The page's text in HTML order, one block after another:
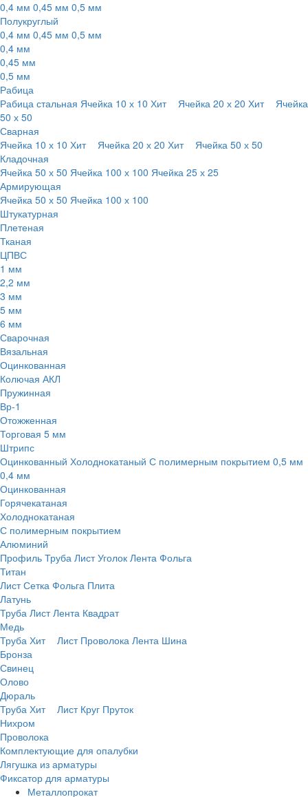
0,4 мм 0,45 мм 0,5 мм
Полукруглый
0,4 мм 0,45 мм 0,5 мм
0,4 мм
0,45 мм
0,5 мм
Рабица
Рабица стальная Ячейка 10 х 10 Хит Ячейка 20 х 20 Хит
Ячейка
50 х 50
Сварная
Ячейка 10 х 10 Хит Ячейка 20 х 20 Хит
Ячейка 50 х 50
Кладочная
Ячейка 50 х 50 Ячейка 100 х 100 Ячейка 25 х 25
Армирующая
Ячейка 50 х 50 Ячейка 100 х 100
Штукатурная
Плетеная
Тканая
ЦПВС
1 мм
2,2 мм
3 мм
5 мм
6 мм
Сварочная
Вязальная
Оцинкованная
Колючая АКЛ
Пружинная
Вр-1
Отожженная
Торговая 5 мм
Штрипс
Оцинкованный Холоднокатаный С полимерным покрытием 0,5 мм
0,4 мм
Оцинкованная
Горячекатаная
Холоднокатаная
С полимерным покрытием
Алюминий
Профиль Труба ЛистУголок Лента Фольга
Титан
ЛистСетка Фольга Плита
Латунь
Труба Лист Лента Квадрат
Медь
Труба Хит Лист Проволока Лента Шина
Бронза
Свинец
Олово
Дюраль
Труба Хит Лист Круг Пруток
Нихром
Проволока
Комплектующие для опалубки
Лягушка из арматуры
Фиксатор для арматуры
Металлопрокат